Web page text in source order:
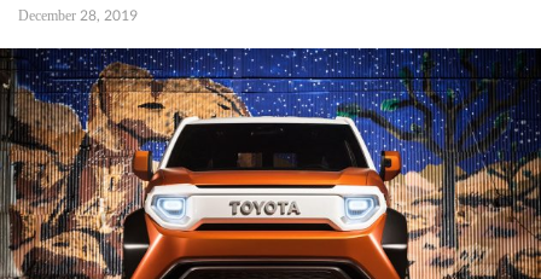
December 28, 2019